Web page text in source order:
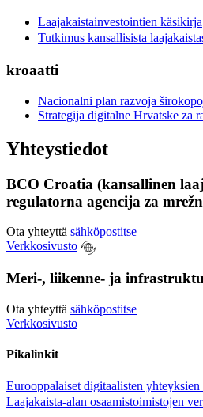
Laajakaistainvestointien käsikirja
Tutkimus kansallisista
kroaatti
Nacionalni plan razvoja
Strategija digitalne Hrvatske za
Yhteystiedot
BCO Croatia (kansallinen
regulatorna agencija za
Ota yhteyttä sähköpostitse
Verkkosivusto
Meri-, liikenne- ja
Ota yhteyttä sähköpostitse
Verkkosivusto
Pikalinkit
Eurooppalaiset digitaalisten
Laajakaista-alan osaamistoimistojen